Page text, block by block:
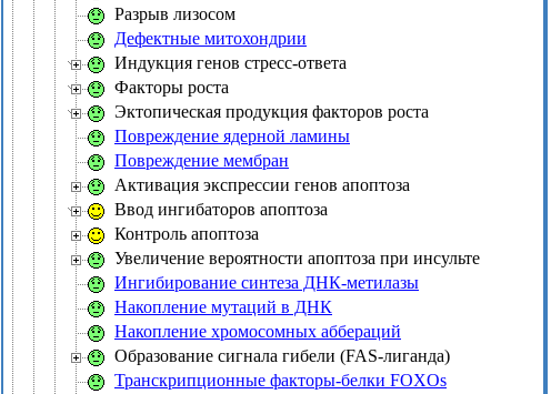
Разрыв лизосом
Дефектные митохондрии
Индукция генов стресс-ответа
Факторы роста
Эктопическая продукция факторов роста
Повреждение ядерной ламины
Повреждение мембран
Активация экспрессии генов апоптоза
Ввод ингибаторов апоптоза
Контроль апоптоза
Увеличение вероятности апоптоза при инсульте
Ингибирование синтеза ДНК-метилазы
Накопление мутаций в ДНК
Накопление хромосомных аббераций
Образование сигнала гибели (FAS-лиганда)
Транскрипционные факторы-белки FOXOs